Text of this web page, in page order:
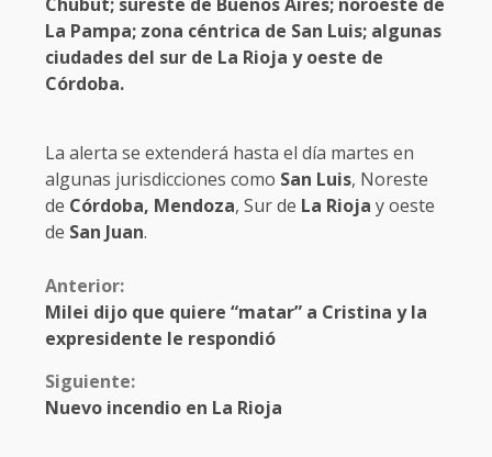
Chubut; sureste de Buenos Aires; noroeste de
La Pampa; zona céntrica de San Luis; algunas
ciudades del sur de La Rioja y oeste de
Córdoba.
La alerta se extenderá hasta el día martes en
algunas jurisdicciones como San Luis, Noreste
de Córdoba, Mendoza, Sur de La Rioja y oeste
de San Juan.
Anterior:
Milei dijo que quiere “matar” a Cristina y la
expresidente le respondió
Siguiente:
Nuevo incendio en La Rioja